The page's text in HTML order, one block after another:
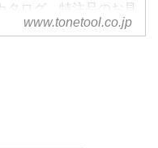
タログ、特注品のお見
理センターや販売店一
www.tonetool.co.jp